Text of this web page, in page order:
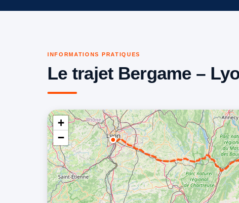
INFORMATIONS PRATIQUES
Le trajet Bergame –
+
−